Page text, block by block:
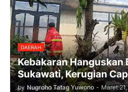
DAERAH
Kebakaran Hanguskan
Sukawati, Kerugian
by Nugroho Tatag Yuwono - Maret